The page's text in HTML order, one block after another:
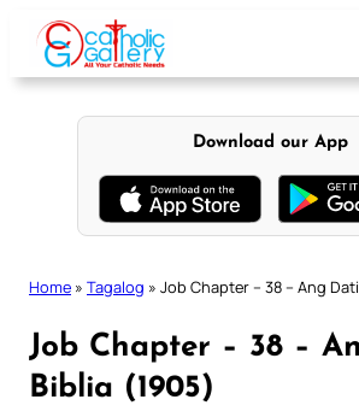
content
Download our App
Home » Tagalog » Job Chapter – 38 – Ang
Job Chapter – 38 –
Biblia (1905)